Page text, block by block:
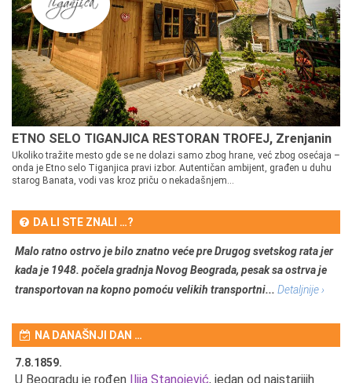
ETNO SELO TIGANJICA RESTORAN TROFEJ, Zrenjanin
Ukoliko tražite mesto gde se ne dolazi samo zbog hrane, već zbog osećaja –
onda je Etno selo Tiganjica pravi izbor. Autentičan ambijent, građen u duhu
starog Banata, vodi vas kroz priču o nekadašnjem...
DA LI STE ZNALI …?
Malo ratno ostrvo je bilo znatno veće pre Drugog svetskog rata jer
kada je 1948. počela gradnja Novog Beograda, pesak sa ostrva je
transportovan na kopno pomoću velikih transportni... Detaljnije ›
NA DANAŠNJI DAN …
7.8.1859.
U Beogradu je rođen Ilija Stanojević, jedan od najstarijih